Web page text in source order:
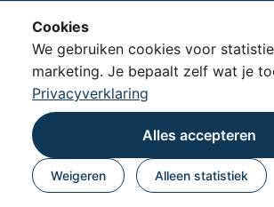
Over ons
Wie zijn wij
Referenties
Contact opnemen
CONTACT
Cookies
We gebruiken cookies voor
marketing. Je bepaalt zelf wat je
Privacyverklaring
Alles accepteren
Weigeren Alleen statistiek
Informatie aanvragen